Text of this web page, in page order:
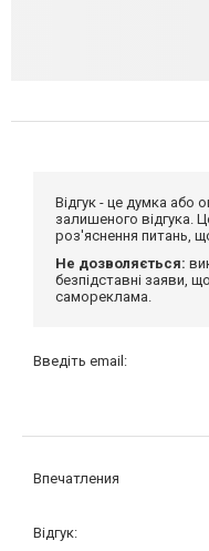
Відгук - це думка або
залишеного відгука.
роз'яснення питань,
Не дозволяється:
безпідставні заяви,
самореклама.
Введіть email:
Впечатления
Відгук: